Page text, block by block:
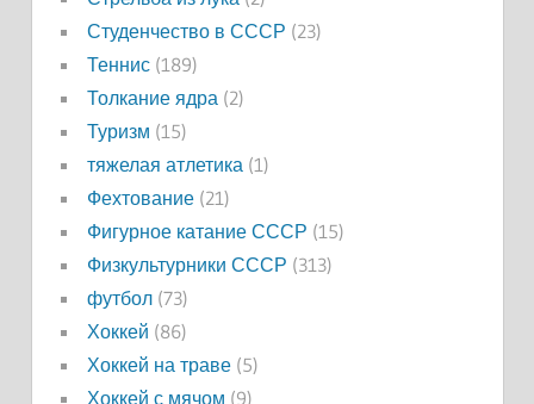
Студенчество в СССР (23)
Теннис(189)
Толкание ядра(2)
Туризм (15)
тяжелая атлетика(1)
Фехтование(21)
Фигурное катание СССР (15)
Физкультурники СССР (313)
футбол(73)
Хоккей (86)
Хоккей на траве(5)
Хоккей с мячом (9)